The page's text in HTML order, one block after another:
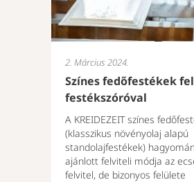
2. Március 2024.
Színes fedőfestékek
festékszóróval
A KREIDEZEIT színes
(klasszikus növényolaj alapú
standolajfestékek)
ajánlott felviteli módja az
felvitel, de bizonyos felülete